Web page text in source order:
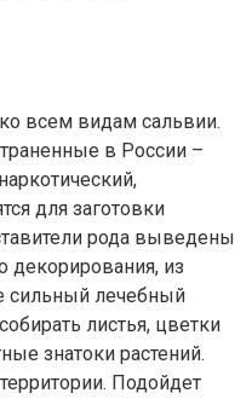
всем видам сальвии.
в России –
для заготовки
рода выведены
декорирования, из
сильный лечебный
листья, цветки
знатоки растений.
Подойдет